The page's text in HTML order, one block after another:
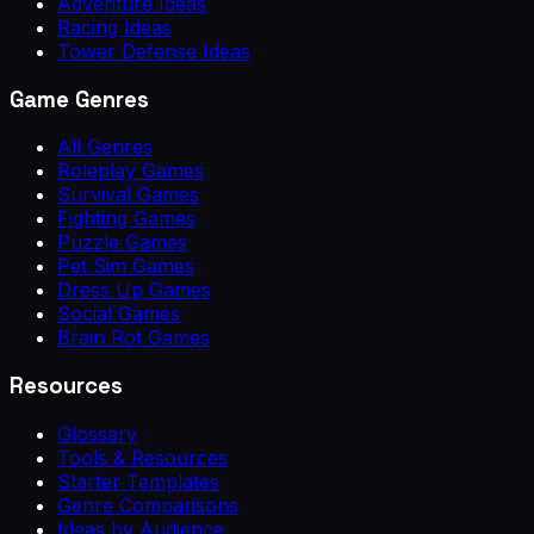
Racing Ideas
Tower Defense Ideas
Game Genres
All Genres
Roleplay Games
Survival Games
Fighting Games
Puzzle Games
Pet Sim Games
Dress Up Games
Social Games
Brain Rot Games
Resources
Glossary
Tools & Resources
Starter Templates
Genre Comparisons
Ideas by Audience